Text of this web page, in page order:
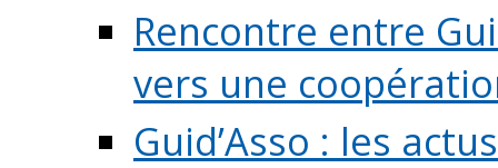
Rencontre entre
vers une
Guid’Asso : les